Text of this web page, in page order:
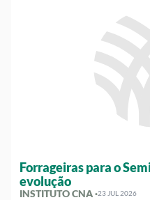
Forrageiras para o
evolução
INSTITUTO CNA ·23 JUL 2026